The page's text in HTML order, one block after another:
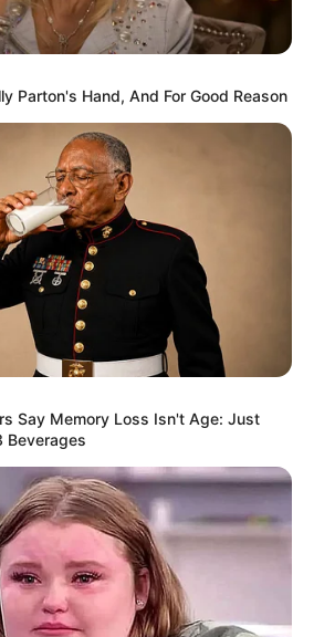
Parton's Hand, And For Good Reason
Say Memory Loss Isn't Age: Just
Beverages